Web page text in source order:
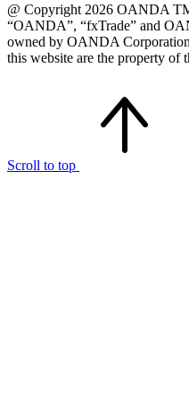
@ Copyright 2026 OANDA
“OANDA”, “fxTrade” and
owned by OANDA
this website are the property of
Scroll to top